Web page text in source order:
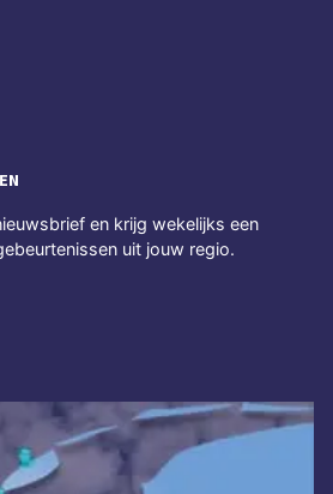
en krijg wekelijks een
uit jouw regio.